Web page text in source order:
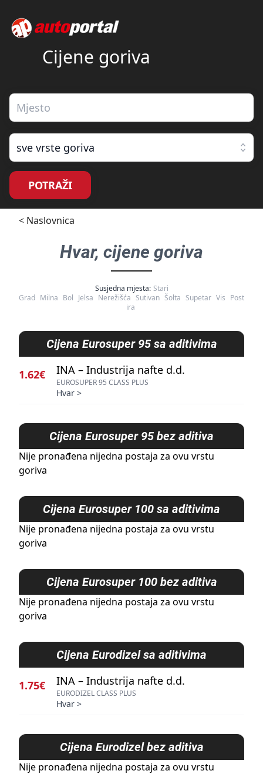
Cijene goriva
sve vrste goriva
POTRAŽI
< Naslovnica
Hvar, cijene goriva
Susjedna mjesta: Stari
Grad Milna Bol Jelsa Nerežišća Sutivan Šolta Supetar Vis Post
ira
Cijena Eurosuper 95 sa aditivima
1.62€ INA – Industrija nafte d.d.
EUROSUPER 95 CLASS PLUS
Hvar >
Cijena Eurosuper 95 bez aditiva
Nije pronađena nijedna postaja za ovu vrstu
goriva
Cijena Eurosuper 100 sa aditivima
Nije pronađena nijedna postaja za ovu vrstu
goriva
Cijena Eurosuper 100 bez aditiva
Nije pronađena nijedna postaja za ovu vrstu
goriva
Cijena Eurodizel sa aditivima
1.75€ INA – Industrija nafte d.d.
EURODIZEL CLASS PLUS
Hvar >
Cijena Eurodizel bez aditiva
Nije pronađena nijedna postaja za ovu vrstu